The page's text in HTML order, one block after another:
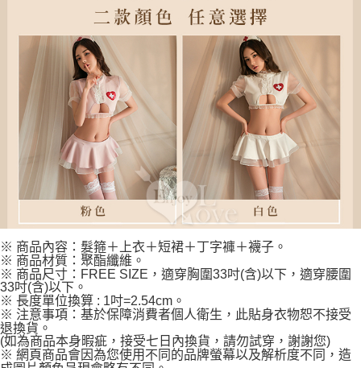
※ 商品內容：髮箍＋上衣＋短裙＋丁字褲＋襪子。
※ 商品材質：聚酯纖維。
※ 商品尺寸：FREE SIZE，適穿胸圍33吋(含)以下，適穿腰圍
33吋(含)以下。
※ 長度單位換算 : 1吋=2.54cm。
※ 注意事項：基於保障消費者個人衛生，此貼身衣物恕不接受
退換貨。
(如為商品本身暇疵，接受七日內換貨，請勿試穿，謝謝您)
※ 網頁商品會因為您使用不同的品牌螢幕以及解析度不同，造